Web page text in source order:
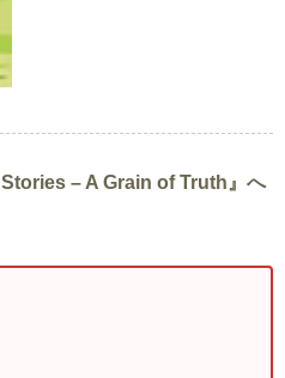
– A Grain of Truth』へ